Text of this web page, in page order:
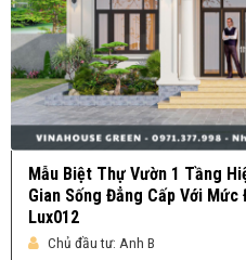
Mẫu Biệt Thự Vườn 1 Tầng
Gian Sống Đẳng Cấp Với
Lux012
Chủ đầu tư: Anh B